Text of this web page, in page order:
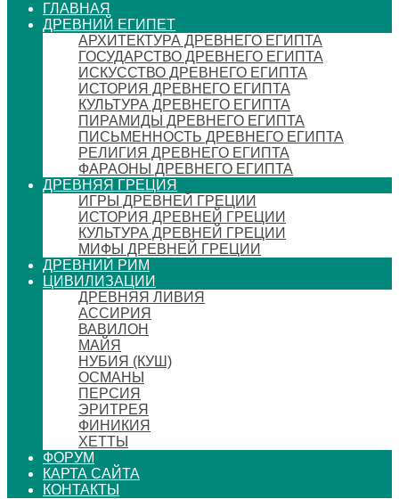
ГЛАВНАЯ
ДРЕВНИЙ ЕГИПЕТ
АРХИТЕКТУРА ДРЕВНЕГО ЕГИПТА
ГОСУДАРСТВО ДРЕВНЕГО ЕГИПТА
ИСКУССТВО ДРЕВНЕГО ЕГИПТА
ИСТОРИЯ ДРЕВНЕГО ЕГИПТА
КУЛЬТУРА ДРЕВНЕГО ЕГИПТА
ПИРАМИДЫ ДРЕВНЕГО ЕГИПТА
ПИСЬМЕННОСТЬ ДРЕВНЕГО ЕГИПТА
РЕЛИГИЯ ДРЕВНЕГО ЕГИПТА
ФАРАОНЫ ДРЕВНЕГО ЕГИПТА
ДРЕВНЯЯ ГРЕЦИЯ
ИГРЫ ДРЕВНЕЙ ГРЕЦИИ
ИСТОРИЯ ДРЕВНЕЙ ГРЕЦИИ
КУЛЬТУРА ДРЕВНЕЙ ГРЕЦИИ
МИФЫ ДРЕВНЕЙ ГРЕЦИИ
ДРЕВНИЙ РИМ
ЦИВИЛИЗАЦИИ
ДРЕВНЯЯ ЛИВИЯ
АССИРИЯ
ВАВИЛОН
МАЙЯ
НУБИЯ (КУШ)
ОСМАНЫ
ПЕРСИЯ
ЭРИТРЕЯ
ФИНИКИЯ
ХЕТТЫ
ФОРУМ
КАРТА САЙТА
КОНТАКТЫ